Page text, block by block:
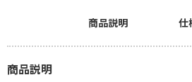
商品説明 仕
商品説明